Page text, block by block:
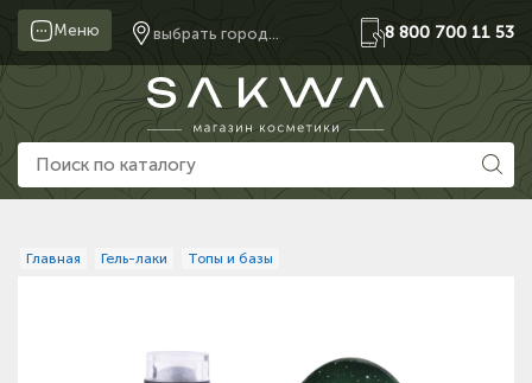
Меню выбрать город... 8 800 700 11 53
Главная Гель-лаки Топы и базы